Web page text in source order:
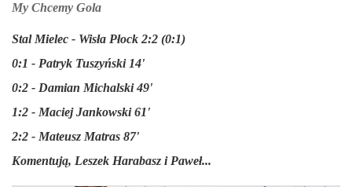
My Chcemy Gola
Stal Mielec - Wisła Płock 2:2 (0:1)
0:1 - Patryk Tuszyński 14'
0:2 - Damian Michalski 49'
1:2 - Maciej Jankowski 61'
2:2 - Mateusz Matras 87'
Komentują, Leszek Harabasz i Paweł...